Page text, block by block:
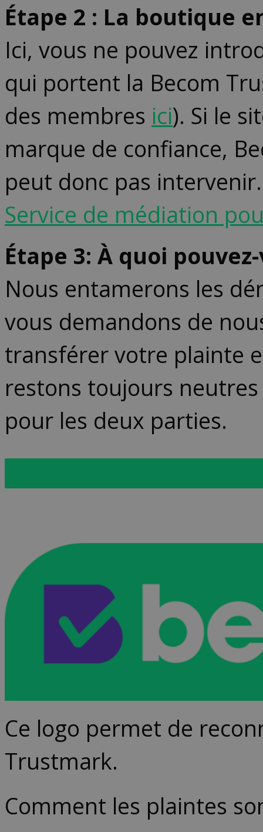
Étape 2 : La boutique
Ici, vous ne pouvez
qui portent la Becom
des membres ici). Si le
marque de confiance,
peut donc pas
Service de médiation
Étape 3: À quoi
Nous entamerons les
vous demandons de
transférer votre plainte
restons toujours
pour les deux parties.
Ce logo permet de
Trustmark.
Comment les plaintes